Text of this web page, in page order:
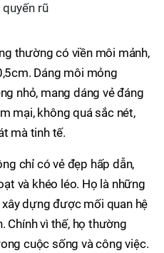
rũ
thường có viền môi mảnh,
Dáng môi mỏng
nhỏ, mang dáng vẻ đáng
mại, không quá sắc nét,
mà tinh tế.
chỉ có vẻ đẹp hấp dẫn,
và khéo léo. Họ là những
dựng được mối quan hệ
Chính vì thế, họ thường
cuộc sống và công việc.